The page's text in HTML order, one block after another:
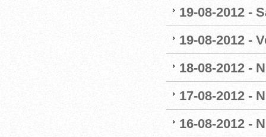
19-08-2012 -
19-08-2012 -
18-08-2012 -
17-08-2012 -
16-08-2012 -